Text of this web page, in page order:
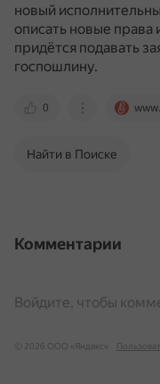
новый
описать новые права
придётся подавать
госпошлину.
0
Найти в Поиске
Комментарии
Войдите, чтобы
© 2026 ООО «Яндекс»